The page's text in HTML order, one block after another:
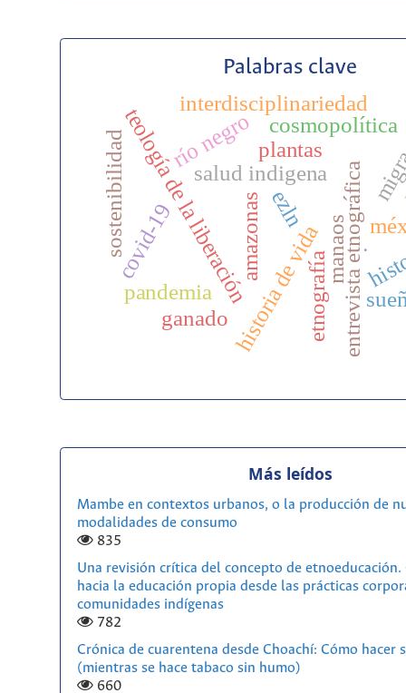
Palabras clave
entrevista etnográfica
historia de vida
ezln
teología de la liberaciónsalud indigena
covid-19 manaos
plantas
río negro
interdisciplinariedad
cosmopolítica
pandemia
amazonas
ganado etnografía
.
sostenibilidad
Más leídos
Mambe en contextos urbanos, o la producción de
modalidades de consumo
835
Una revisión crítica del concepto de etnoeducación.
hacia la educación propia desde las prácticas
comunidades indígenas
782
Crónica de cuarentena desde Choachí: Cómo hacer
(mientras se hace tabaco sin humo)
660